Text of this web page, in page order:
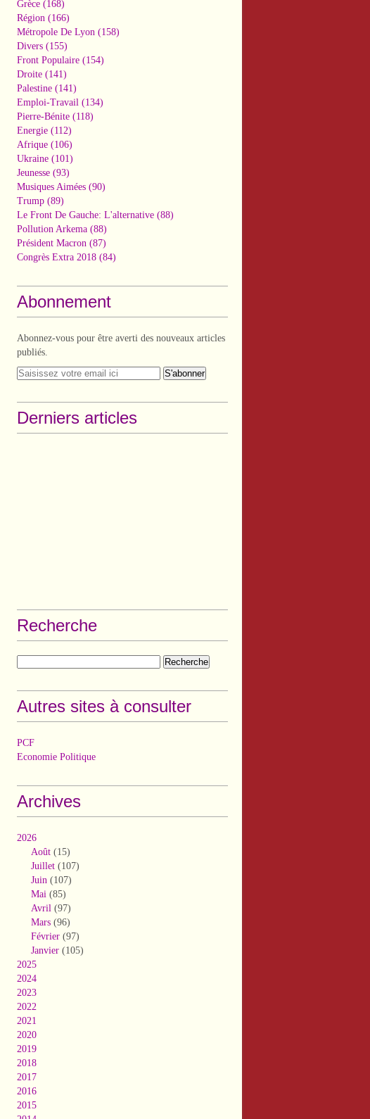
Grèce (168)
Région (166)
Métropole De Lyon (158)
Divers (155)
Front Populaire (154)
Droite (141)
Palestine (141)
Emploi-Travail (134)
Pierre-Bénite (118)
Energie (112)
Afrique (106)
Ukraine (101)
Jeunesse (93)
Musiques Aimées (90)
Trump (89)
Le Front De Gauche: L'alternative (88)
Pollution Arkema (88)
Président Macron (87)
Congrès Extra 2018 (84)
Abonnement
Abonnez-vous pour être averti des nouveaux articles
publiés.
Derniers articles
Recherche
Autres sites à consulter
PCF
Economie Politique
Archives
2026
Août (15)
Juillet (107)
Juin (107)
Mai (85)
Avril (97)
Mars (96)
Février (97)
Janvier (105)
2025
2024
2023
2022
2021
2020
2019
2018
2017
2016
2015